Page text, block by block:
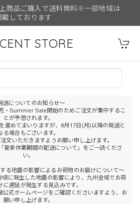
商品ご購入で送料無料※一部地域は
しております
STORE
送についてのお知らせ～
・Summer Sale開始のためご注文が集中するこ
とが予想されます。
進めてまいりますが、8月17日(月)以降の発送と
る場合もございます。
文いただきますようお願い申し上げます。
夏季休業期間の配送について」をご一読くださ
い。
る地震の影響によるお荷物のお届けについて～
に発生した地震の影響により、九州全域でお荷
に遅延が発生する見込みです。
公式ホームページをご確認くださいますよう、お
願い申し上げます。